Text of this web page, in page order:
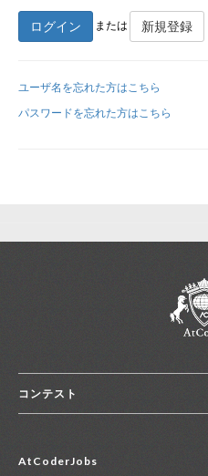
新規登録
ログイン または 新規登録
ユーザ名を忘れた方はこちら
パスワードを忘れた方はこちら
コンテスト
コンテスト一覧
AtCoderJobs